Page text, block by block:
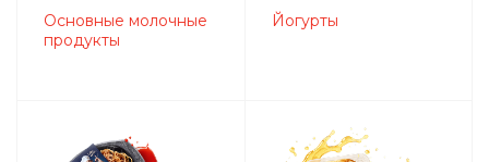
Основные молочные
продукты
Йогурты